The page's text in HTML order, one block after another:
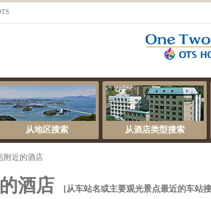
从地区搜索 从酒店类型搜索
附近的酒店
酒店 从车站名或主要观光景点最近的车站